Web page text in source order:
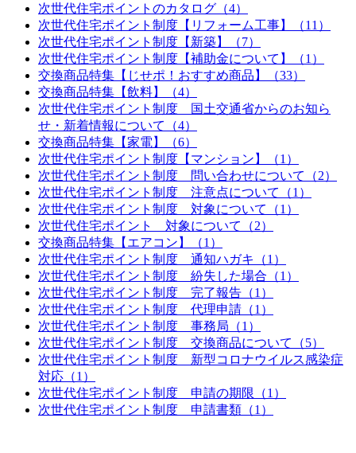
次世代住宅ポイントのカタログ（4）
次世代住宅ポイント制度【リフォーム工事】（11）
次世代住宅ポイント制度【新築】（7）
次世代住宅ポイント制度【補助金について】（1）
交換商品特集【じせポ！おすすめ商品】（33）
交換商品特集【飲料】（4）
次世代住宅ポイント制度 国土交通省からのお知ら
せ・新着情報について（4）
交換商品特集【家電】（6）
次世代住宅ポイント制度【マンション】（1）
次世代住宅ポイント制度 問い合わせについて（2）
次世代住宅ポイント制度 注意点について（1）
次世代住宅ポイント制度 対象について（1）
次世代住宅ポイント 対象について（2）
交換商品特集【エアコン】（1）
次世代住宅ポイント制度 通知ハガキ（1）
次世代住宅ポイント制度 紛失した場合（1）
次世代住宅ポイント制度 完了報告（1）
次世代住宅ポイント制度 代理申請（1）
次世代住宅ポイント制度 事務局（1）
次世代住宅ポイント制度 交換商品について（5）
次世代住宅ポイント制度 新型コロナウイルス感染症
対応（1）
次世代住宅ポイント制度 申請の期限（1）
次世代住宅ポイント制度 申請書類（1）